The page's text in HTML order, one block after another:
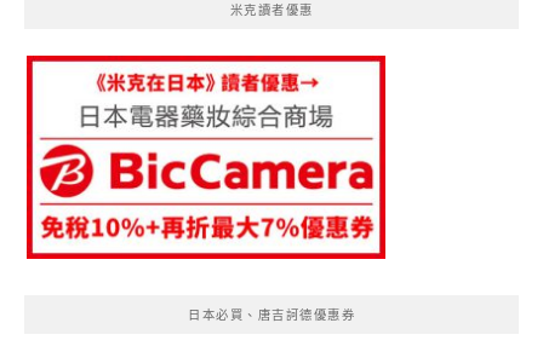
米克讀者優惠
日本必買、唐吉訶德優惠券